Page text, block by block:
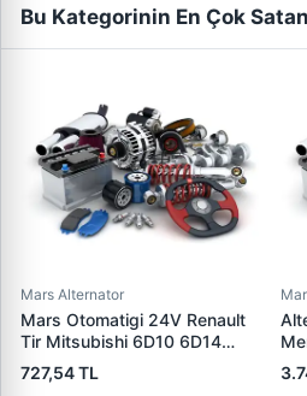
Bu Kategorinin En Çok
Mars Alternator
Mars Otomatigi 24V Renault
Tir Mitsubishi 6D10 6D14
Motor | DWA 39105 | OEM
M371X20171
727,54 TL